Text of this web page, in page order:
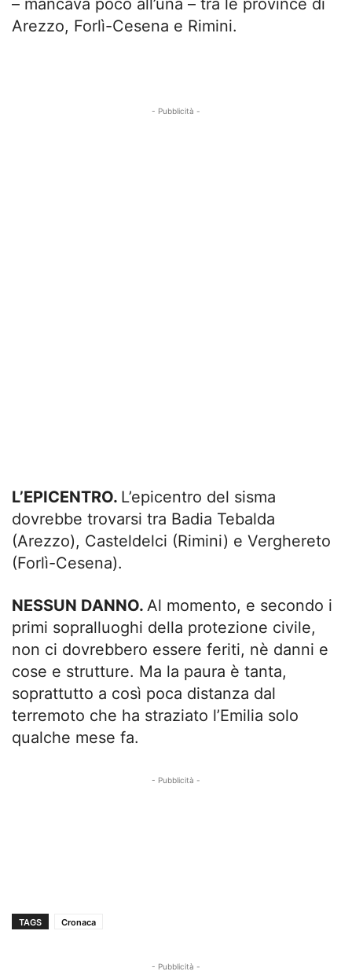
Arezzo, Forlì-Cesena e Rimini.
- Pubblicità -
L’EPICENTRO. L’epicentro del sisma
dovrebbe trovarsi tra Badia Tebalda
(Arezzo), Casteldelci (Rimini) e Verghereto
(Forlì-Cesena).
NESSUN DANNO. Al momento, e secondo i
primi sopralluoghi della protezione civile,
non ci dovrebbero essere feriti, nè danni e
cose e strutture. Ma la paura è tanta,
soprattutto a così poca distanza dal
terremoto che ha straziato l’Emilia solo
qualche mese fa.
- Pubblicità -
TAGS Cronaca
- Pubblicità -